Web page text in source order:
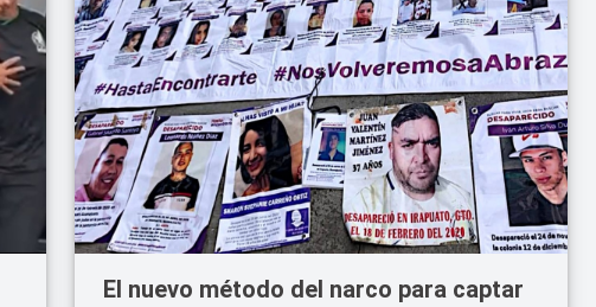
El nuevo método del narco para captar